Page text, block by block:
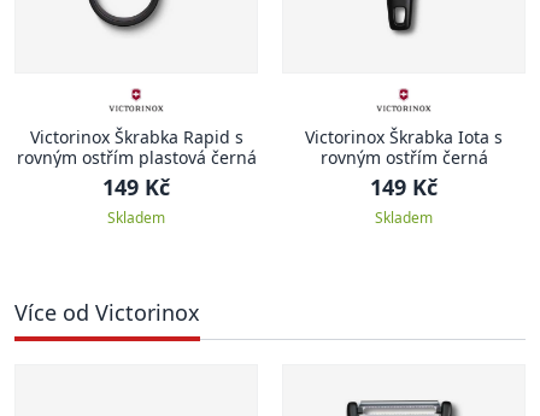
Victorinox Škrabka Rapid s
rovným ostřím plastová černá
149 Kč
Skladem
Victorinox Škrabka Iota s
rovným ostřím černá
149 Kč
Skladem
Více od Victorinox